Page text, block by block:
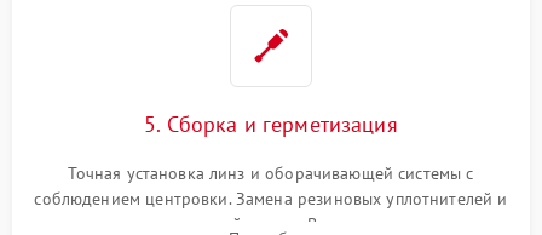
5. Сборка и герметизация
Точная установка линз и оборачивающей системы с
соблюдением центровки. Замена резиновых уплотнителей и
нанесение влагозащитной смазки. Вакуумирование корпуса